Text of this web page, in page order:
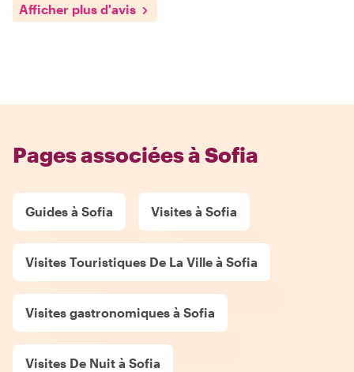
Afficher plus d'avis
Pages associées à Sofia
Guides à Sofia Visites à Sofia
Visites Touristiques De La Ville à Sofia
Visites gastronomiques à Sofia
Visites De Nuit à Sofia